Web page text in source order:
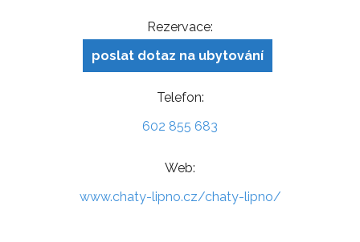
Rezervace:
poslat dotaz na ubytování
Telefon:
602 855 683
Web:
www.chaty-lipno.cz/chaty-lipno/